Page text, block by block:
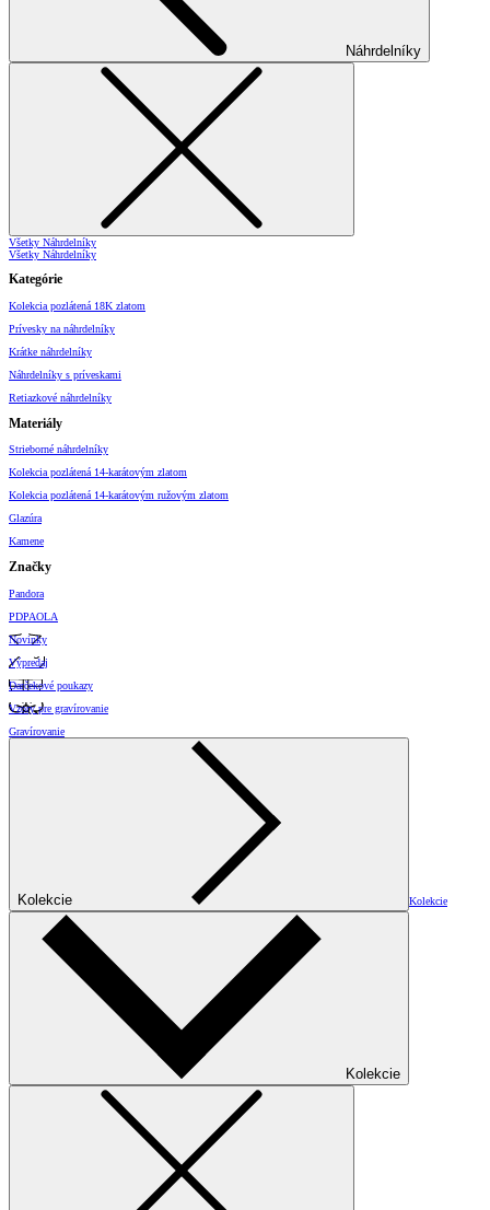
Náhrdelníky
Všetky Náhrdelníky
Všetky Náhrdelníky
Kategórie
Kolekcia pozlátená 18K zlatom
Prívesky na náhrdelníky
Krátke náhrdelníky
Náhrdelníky s príveskami
Retiazkové náhrdelníky
Materiály
Strieborné náhrdelníky
Kolekcia pozlátená 14-karátovým zlatom
Kolekcia pozlátená 14-karátovým ružovým zlatom
Glazúra
Kamene
Značky
Pandora
PDPAOLA
Novinky
Výpredaj
Darčekové poukazy
Vzory pre gravírovanie
Gravírovanie
Kolekcie Kolekcie
Kolekcie